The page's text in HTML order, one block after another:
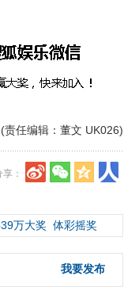
(责任编辑：董文 UK026)
享：
万大奖 体彩摇奖
我要发布